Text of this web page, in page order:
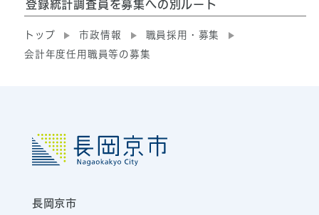
登録統計調査員を募集への別ルート
トップ 市政情報
職員採用・募集
会計年度任用職員等の募集
長岡京市